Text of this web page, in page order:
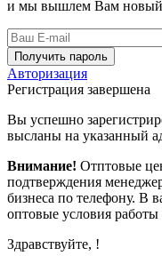
и мы вышлем Вам новый
Получить пароль
Авторизация
Регистрация завершена
Вы успешно
высланы на указанный
Внимание! Отптовые
подтверждения
бизнеса по телефону. В
оптовые условия
Здравствуйте, !